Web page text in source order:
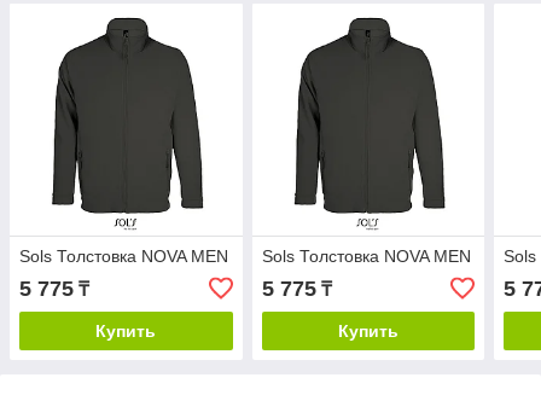
Sols Толстовка NOVA MEN
5 775 ₸
Купить
Sols Толстовка NOVA MEN
5 775₸
Купить
Sols
5